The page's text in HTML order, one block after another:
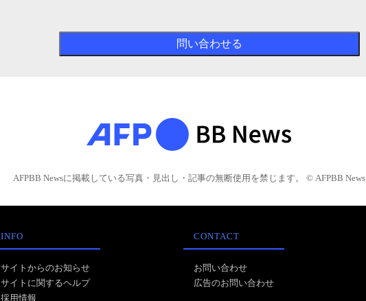
AFPBB Newsに掲載している写真・見出し・記事の無断使用を禁じます。 © AFPBB News
INFO
サイトからのお知らせ
サイトに関するヘルプ
採用情報
CONTACT
お問い合わせ
広告のお問い合わせ